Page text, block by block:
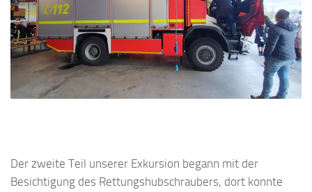
Der zweite Teil unserer Exkursion begann mit der
Besichtigung des Rettungshubschraubers, dort konnte